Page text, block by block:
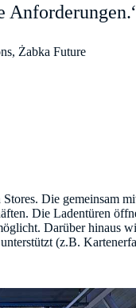
Żabka Future
Die gemeinsam
Die Ladentüren
Darüber hinaus
(z.B.